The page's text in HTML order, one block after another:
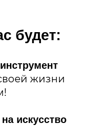
будет:
жизни
искусство